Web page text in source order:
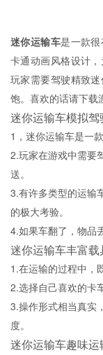
迷你运输车是一款
卡通动画风格设计
玩家需要驾驶精致
饱。喜欢的话请下载
迷你运输车模拟驾
1，迷你运输车是一
2.玩家在游戏中需要
送。
3.有许多类型的运输
的极大考验。
4.如果车翻了，物品
迷你运输车丰富载
1.在运输的过程中，
2.选择自己喜欢的卡
3.操作形式相当真实
度。
迷你运输车趣味运